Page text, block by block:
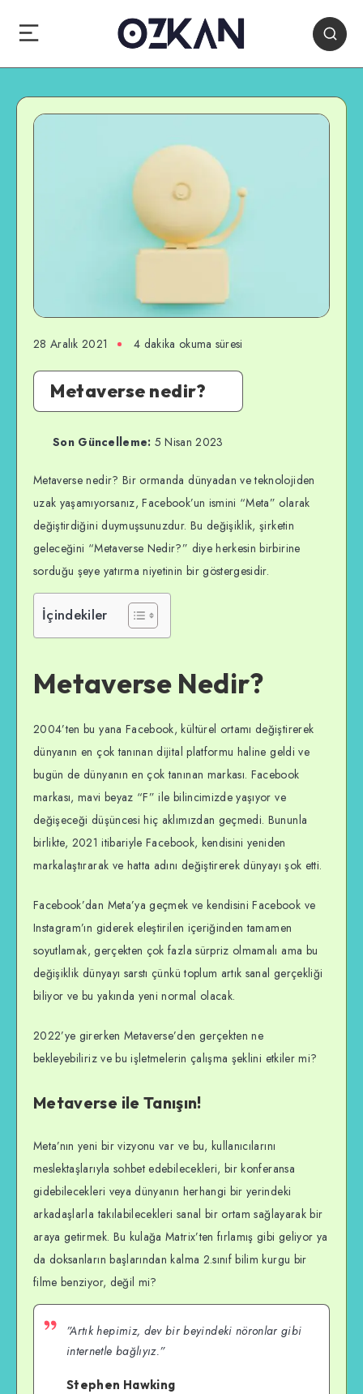
28 Aralık 2021 4 dakika okuma süresi
Metaverse nedir?
Son Güncelleme: 5 Nisan 2023
Metaverse nedir? Bir ormanda dünyadan ve teknolojiden
uzak yaşamıyorsanız, Facebook’un ismini “Meta” olarak
değiştirdiğini duymuşsunuzdur. Bu değişiklik, şirketin
geleceğini “Metaverse Nedir?” diye herkesin birbirine
sorduğu şeye yatırma niyetinin bir göstergesidir.
İçindekiler
Metaverse Nedir?
2004’ten bu yana Facebook, kültürel ortamı değiştirerek
dünyanın en çok tanınan dijital platformu haline geldi ve
bugün de dünyanın en çok tanınan markası. Facebook
markası, mavi beyaz “F” ile bilincimizde yaşıyor ve
değişeceği düşüncesi hiç aklımızdan geçmedi. Bununla
birlikte, 2021 itibariyle Facebook, kendisini yeniden
markalaştırarak ve hatta adını değiştirerek dünyayı şok etti.
Facebook’dan Meta’ya geçmek ve kendisini Facebook ve
Instagram’ın giderek eleştirilen içeriğinden tamamen
soyutlamak, gerçekten çok fazla sürpriz olmamalı ama bu
değişiklik dünyayı sarstı çünkü toplum artık sanal gerçekliği
biliyor ve bu yakında yeni normal olacak.
2022’ye girerken Metaverse’den gerçekten ne
bekleyebiliriz ve bu işletmelerin çalışma şeklini etkiler mi?
Metaverse ile Tanışın!
Meta’nın yeni bir vizyonu var ve bu, kullanıcılarını
meslektaşlarıyla sohbet edebilecekleri, bir konferansa
gidebilecekleri veya dünyanın herhangi bir yerindeki
arkadaşlarla takılabilecekleri sanal bir ortam sağlayarak bir
araya getirmek. Bu kulağa Matrix’ten fırlamış gibi geliyor ya
da doksanların başlarından kalma 2.sınıf bilim kurgu bir
filme benziyor, değil mi?
”Artık hepimiz, dev bir beyindeki nöronlar gibi
internetle bağlıyız.”
Stephen Hawking